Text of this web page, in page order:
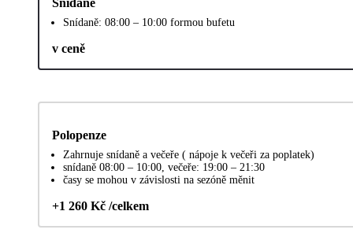
Snídaně
Snídaně: 08:00 – 10:00 formou bufetu
v ceně
Polopenze
Zahrnuje snídaně a večeře ( nápoje k večeři za poplatek)
snídaně 08:00 – 10:00, večeře: 19:00 – 21:30
časy se mohou v závislosti na sezóně měnit
+1 260 Kč /celkem